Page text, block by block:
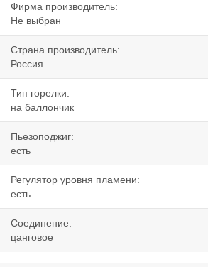
Фирма производитель:
Не выбран
Страна производитель:
Россия
Тип горелки:
на баллончик
Пьезоподжиг:
есть
Регулятор уровня пламени:
есть
Соединение:
цанговое